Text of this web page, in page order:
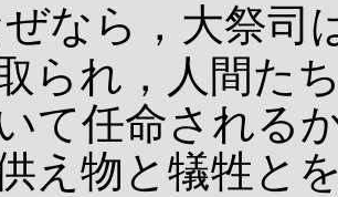
なら，大祭司
られ，人間た
て任命される
え物と犠牲と